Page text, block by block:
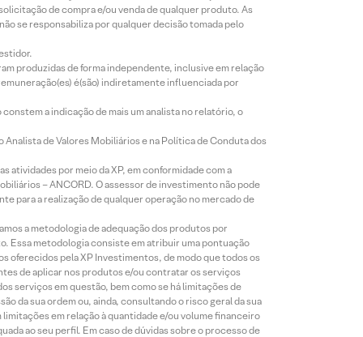
de compra e/ou venda de qualquer produto. As
se responsabiliza por qualquer decisão tomada pelo
produzidas de forma independente, inclusive em relação
é(são) indiretamente influenciada por
a indicação de mais um analista no relatório, o
de Valores Mobiliários e na Política de Conduta dos
atividades por meio da XP, em conformidade com a
– ANCORD. O assessor de investimento não pode
para a realização de qualquer operação no mercado de
a metodologia de adequação dos produtos por
Essa metodologia consiste em atribuir uma pontuação
oferecidos pela XP Investimentos, de modo que todos os
de aplicar nos produtos e/ou contratar os serviços
serviços em questão, bem como se há limitações de
da sua ordem ou, ainda, consultando o risco geral da sua
em relação à quantidade e/ou volume financeiro
ao seu perfil. Em caso de dúvidas sobre o processo de